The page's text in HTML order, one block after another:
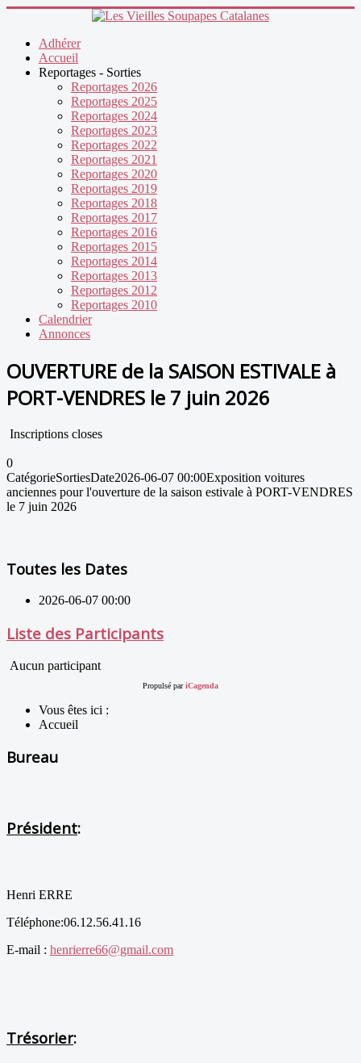
Adhérer
Accueil
Reportages - Sorties
Reportages 2026
Reportages 2025
Reportages 2024
Reportages 2023
Reportages 2022
Reportages 2021
Reportages 2020
Reportages 2019
Reportages 2018
Reportages 2017
Reportages 2016
Reportages 2015
Reportages 2014
Reportages 2013
Reportages 2012
Reportages 2010
Calendrier
Annonces
OUVERTURE de la SAISON ESTIVALE à
PORT-VENDRES le 7 juin 2026
Inscriptions closes
0
CatégorieSortiesDate2026-06-07 00:00Exposition voitures
anciennes pour l'ouverture de la saison estivale à PORT-VENDRES
le 7 juin 2026
Toutes les Dates
2026-06-07 00:00
Liste des Participants
Aucun participant
Propulsé pariCagenda
Vous êtes ici :
Accueil
Bureau
Président:
Henri ERRE
Téléphone:06.12.56.41.16
E-mail : henrierre66@gmail.com
Trésorier:
précédente
précédent
suivante
suivant